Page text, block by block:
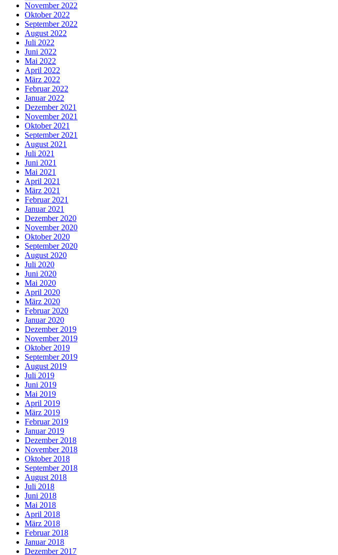
November 2022
Oktober 2022
September 2022
August 2022
Juli 2022
Juni 2022
Mai 2022
April 2022
März 2022
Februar 2022
Januar 2022
Dezember 2021
November 2021
Oktober 2021
September 2021
August 2021
Juli 2021
Juni 2021
Mai 2021
April 2021
März 2021
Februar 2021
Januar 2021
Dezember 2020
November 2020
Oktober 2020
September 2020
August 2020
Juli 2020
Juni 2020
Mai 2020
April 2020
März 2020
Februar 2020
Januar 2020
Dezember 2019
November 2019
Oktober 2019
September 2019
August 2019
Juli 2019
Juni 2019
Mai 2019
April 2019
März 2019
Februar 2019
Januar 2019
Dezember 2018
November 2018
Oktober 2018
September 2018
August 2018
Juli 2018
Juni 2018
Mai 2018
April 2018
März 2018
Februar 2018
Januar 2018
Dezember 2017